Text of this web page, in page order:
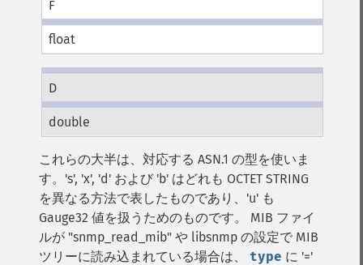
F
float
D
double
これらの大半は、対応する ASN.1 の型を使いま
す。's', 'x', 'd' および 'b' はどれも OCTET STRING
を異なる方法で表したものであり、'u' も
Gauge32 値を扱うためのものです。 MIB ファイ
ルが "snmp_read_mib" や libsnmp の設定で MIB
ツリーに読み込まれている場合は、 type に '='